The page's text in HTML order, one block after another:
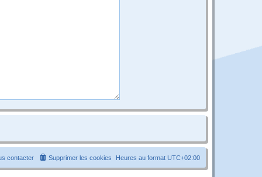
Heures au format UTC+02:00
Supprimer les cookies
contacter